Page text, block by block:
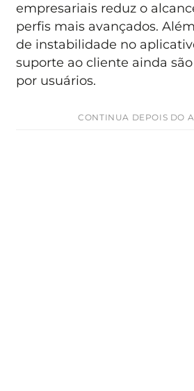
empresariais reduz o
perfis mais avançados.
de instabilidade no
suporte ao cliente ainda
por usuários.
CONTINUA DEPOIS DO